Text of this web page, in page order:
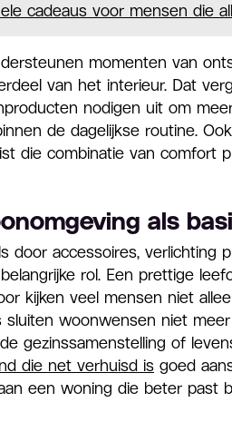
cadeaus voor mensen die
momenten van
van het interieur. Dat
nodigen uit om
de dagelijkse routine.
die combinatie van comfort
als
door accessoires, verlichting
rol. Een prettige
kijken veel mensen niet
sluiten woonwensen niet
gezinssamenstelling of
die net verhuisd is goed
een woning die beter past